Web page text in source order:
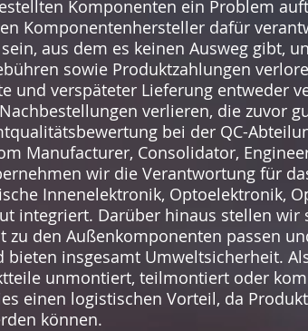
Komponenten ein Problem
Komponentenhersteller dafür
aus dem es keinen Ausweg gibt,
sowie Produktzahlungen
und verspäteter Lieferung entweder
verlieren, die zuvor
bei der QC-
Manufacturer, Consolidator,
wir die Verantwortung für
Innenelektronik, Optoelektronik,
integriert. Darüber hinaus stellen wir
zu den Außenkomponenten passen
bieten insgesamt Umweltsicherheit.
unmontiert, teilmontiert oder
einen logistischen Vorteil, da
können.